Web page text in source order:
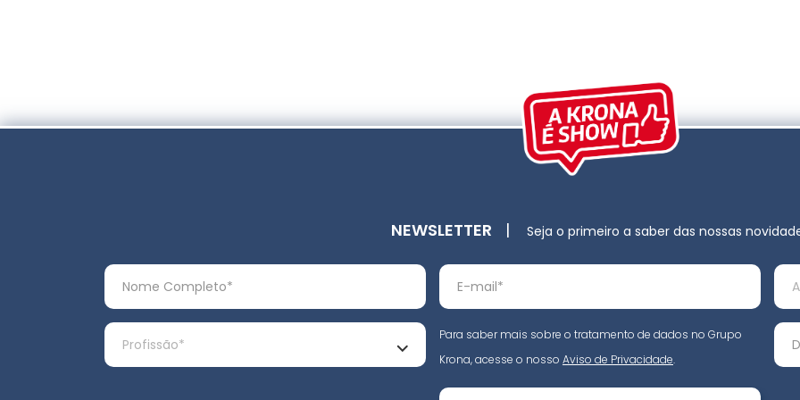
NEWSLETTER | Seja o primeiro a saber das nossas
Para saber mais sobre o tratamento de dados no Grupo
Krona, acesse o nosso Aviso de Privacidade.